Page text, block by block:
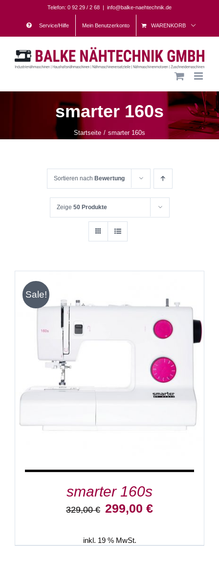
content
Telefon: 0 92 29 / 2 68 | info@balke-naehtechnik.de
Service/Hilfe Mein Benutzerkonto WARENKORB
smarter 160s
Startseite smarter 160s
Sortieren nach Bewertung
Zeige 50 Produkte
Sale!
IN DEN WARENKORB DETAILS
smarter 160s
329,00€ Ursprünglicher
329,00 €
299,00 €Aktueller
inkl. 19 % MwSt.